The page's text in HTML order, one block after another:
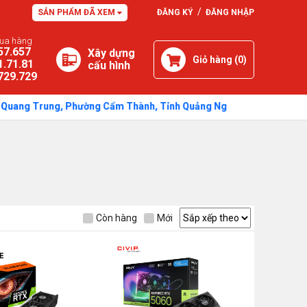
SẢN PHẨM ĐÃ XEM ĐĂNG KÝ / ĐĂNG NHẬP
hàng
Xây dựng
cấu hình
Giỏ hàng (0)
Phường Cẩm Thành, Tỉnh Quảng Ngãi - Thời gian: Sáng:
Còn hàng Mới